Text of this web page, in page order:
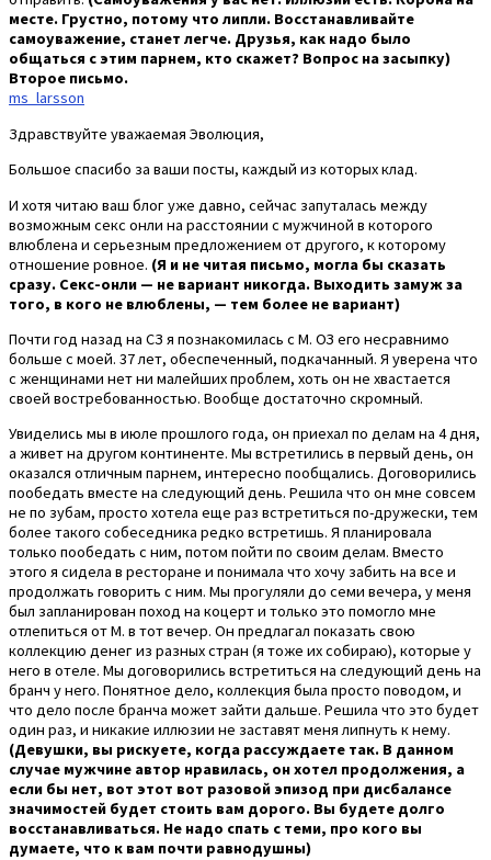
месте. Грустно, потому что липли. Восстанавливайте
самоуважение, станет легче. Друзья, как надо было
общаться с этим парнем, кто скажет? Вопрос на засыпку)
Второе письмо.
ms_larsson
Здравствуйте уважаемая Эволюция,
Большое спасибо за ваши посты, каждый из которых клад.
И хотя читаю ваш блог уже давно, сейчас запуталась между
возможным секс онли на расстоянии c мужчиной в которого
влюблена и серьезным предложением от другого, к которому
отношение ровное. (Я и не читая письмо, могла бы сказать
сразу. Секс-онли — не вариант никогда. Выходить замуж за
того, в кого не влюблены, — тем более не вариант)
Почти год назад на СЗ я познакомилась с М. ОЗ его несравнимо
больше с моей. 37 лет, обеспеченный, подкачанный. Я уверена что
с женщинами нет ни малейших проблем, хоть он не хвастается
своей востребованностью. Вообще достаточно скромный.
Увиделись мы в июле прошлого года, он приехал по делам на 4 дня,
а живет на другом континенте. Мы встретились в первый день, он
оказался отличным парнем, интересно пообщались. Договорились
пообедать вместе на следующий день. Решила что он мне совсем
не по зубам, просто хотела еще раз встретиться по-дружески, тем
более такого собеседника редко встретишь. Я планировала
только пообедать с ним, потом пойти по своим делам. Вместо
этого я сидела в ресторане и понимала что хочу забить на все и
продолжать говорить с ним. Мы прогуляли до семи вечера, у меня
был запланирован поход на коцерт и только это помогло мне
отлепиться от М. в тот вечер. Он предлагал показать свою
коллекцию денег из разных стран (я тоже их собираю), которые у
него в отеле. Мы договорились встретиться на следующий день на
бранч у него. Понятное дело, коллекция была просто поводом, и
что дело после бранча может зайти дальше. Решила что это будет
один раз, и никакие иллюзии не заставят меня липнуть к нему.
(Девушки, вы рискуете, когда рассуждаете так. В данном
случае мужчине автор нравилась, он хотел продолжения, а
если бы нет, вот этот вот разовой эпизод при дисбалансе
значимостей будет стоить вам дорого. Вы будете долго
восстанавливаться. Не надо спать с теми, про кого вы
думаете, что к вам почти равнодушны)